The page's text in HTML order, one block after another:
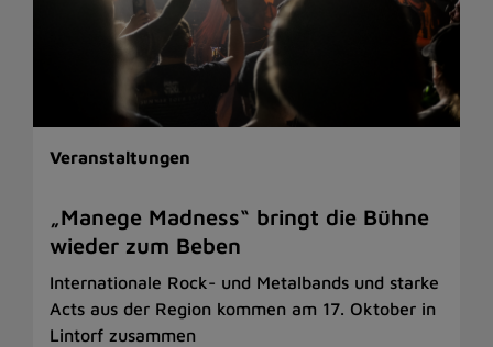
Veranstaltungen
„Manege Madness“ bringt die Bühne
wieder zum Beben
Internationale Rock- und Metalbands und starke
Acts aus der Region kommen am 17. Oktober in
Lintorf zusammen